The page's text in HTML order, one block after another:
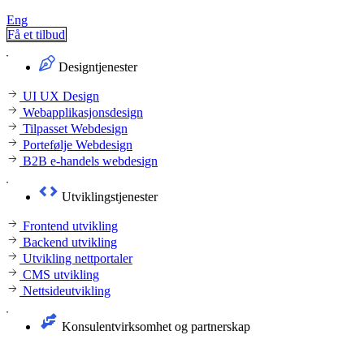
Eng
Få et tilbud
Designtjenester
UI UX Design
Webapplikasjonsdesign
Tilpasset Webdesign
Portefølje Webdesign
B2B e-handels webdesign
Utviklingstjenester
Frontend utvikling
Backend utvikling
Utvikling nettportaler
CMS utvikling
Nettsideutvikling
Konsulentvirksomhet og partnerskap